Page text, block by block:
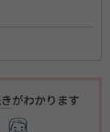
平成23年
するご相談、
など、相続に